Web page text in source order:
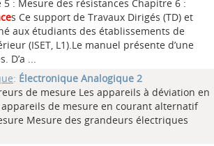
: Mesure des résistances Chapitre 6 :
s Ce support de Travaux Dirigés (TD) et
aux étudiants des établissements de
(ISET, L1).Le manuel présente d’une
D’a ...
: Électronique Analogique 2
de mesure Les appareils à déviation en
de mesure en courant alternatif
Mesure des grandeurs électriques